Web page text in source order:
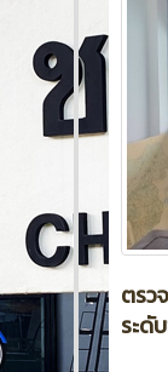
ตรว
ระดั